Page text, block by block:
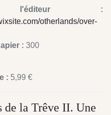
:
otherlands/over-
: 300
: 5,99 €
de la Trêve II. Une